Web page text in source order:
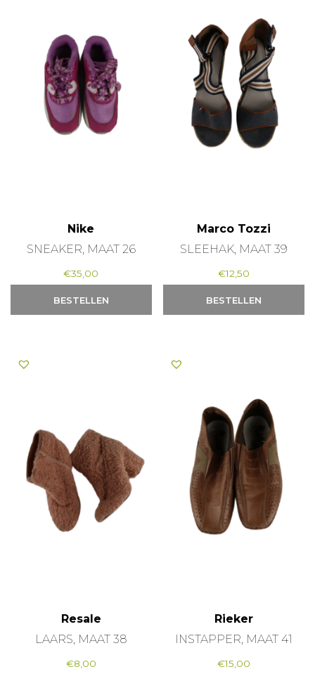
Nike
SNEAKER, MAAT 26
€35,00
BESTELLEN
Marco Tozzi
SLEEHAK, MAAT 39
€12,50
BESTELLEN
Resale
LAARS, MAAT 38
€8,00
Rieker
INSTAPPER, MAAT 41
€15,00